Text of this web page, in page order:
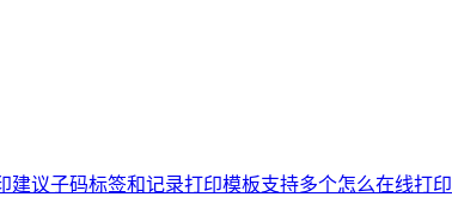
建议子码标签和记录打印模板支持多个怎么在线打印